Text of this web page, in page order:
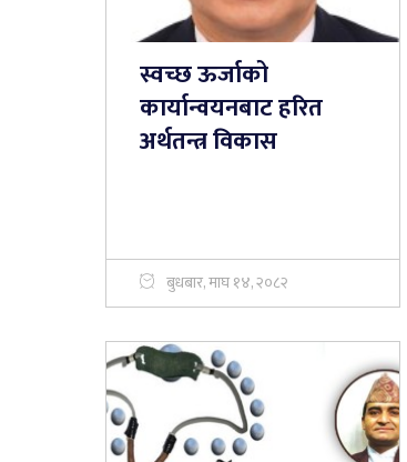
स्वच्छ ऊर्जाको
कार्यान्वयनबाट हरित
अर्थतन्त्र विकास
बुधबार, माघ १४, २०८२